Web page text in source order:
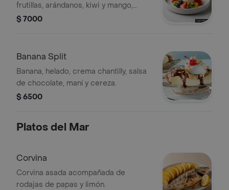
frutillas, arándanos, kiwi y mango,
acompañado de crema chantilly.
$ 7000
Banana Split
Banana, helado, crema chantilly, salsa
de chocolate, maní y cereza.
$ 6500
Platos del Mar
Corvina
Corvina asada acompañada de
rodajas de papas y limón.